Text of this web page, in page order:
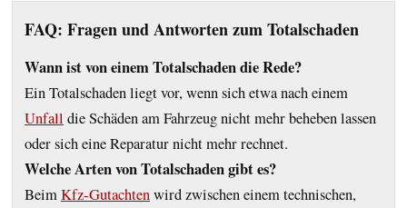
FAQ: Fragen und Antworten zum Totalschaden
Wann ist von einem Totalschaden die Rede?
Ein Totalschaden liegt vor, wenn sich etwa nach einem
Unfall die Schäden am Fahrzeug nicht mehr beheben lassen
oder sich eine Reparatur nicht mehr rechnet.
Welche Arten von Totalschaden gibt es?
BeimKfz-Gutachtenwird zwischen einem technischen,